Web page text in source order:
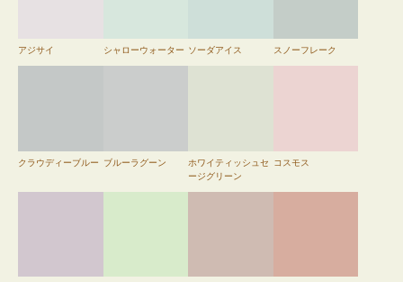
アジサイ シャローウォーター ソーダアイス スノーフレーク
クラウディーブルー ブルーラグーン
ホワイティッシュセ
ージグリーン
コスモス